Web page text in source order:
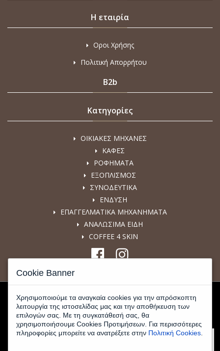
Η εταιρία
Οροι Χρήσης
Πολιτική Απορρήτου
B2b
Κατηγορίες
ΟΙΚΙΑΚΕΣ ΜΗΧΑΝΕΣ
ΚΑΦΕΣ
ΡΟΦΗΜΑΤΑ
ΕΞΟΠΛΙΣΜΟΣ
ΣΥΝΟΔΕΥΤΙΚΑ
ΕΝΔΥΣΗ
ΕΠΑΓΓΕΛΜΑΤΙΚΑ ΜΗΧΑΝΗΜΑΤΑ
ΑΝΑΛΩΣΙΜΑ ΕΙΔΗ
COFFEE 4 SKIN
Cookie Banner
Χρησιμοποιούμε τα αναγκαία cookies για την απρόσκοπτη
λειτουργία της ιστοσελίδας μας και την αποθήκευση των
επιλογών σας. Με τη συγκατάθεσή σας, θα
χρησιμοποιήσουμε Cookies Προτιμήσεων. Για περισσότερες
πληροφορίες μπορείτε να ανατρέξετε στην Πολιτική Cookies.